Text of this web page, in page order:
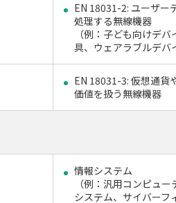
EN 18031-2: ユーザー
処理する無線機器
（例：子ども向けデ
具、ウェアラブルデバ
EN 18031-3: 仮想通貨
価値を扱う無線機器
情報システム
（例：汎用コンピュー
システム、サイバーフ